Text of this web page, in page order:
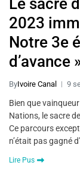
Le sacre
2023
Notre 3e
d’avance
ByIvoire Canal 9
Bien que
Nations, le sacre
Ce parcours
n’était pas gagné
Lire Pus